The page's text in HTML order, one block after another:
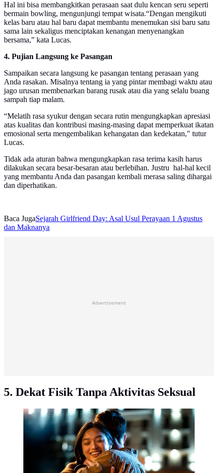
Hal ini bisa membangkitkan perasaan saat dulu kencan seru seperti
bermain bowling, mengunjungi tempat wisata.“Dengan mengikuti
kelas baru atau hal baru dapat membantu menemukan sisi baru satu
sama lain sekaligus menciptakan kenangan menyenangkan
bersama,” kata Lucas.
4. Pujian Langsung ke Pasangan
Sampaikan secara langsung ke pasangan tentang perasaan yang
Anda rasakan. Misalnya tentang ia yang pintar membagi waktu atau
jago urusan membenarkan barang rusak atau dia yang selalu buang
sampah tiap malam.
“Melatih rasa syukur dengan secara rutin mengungkapkan apresiasi
atas kualitas dan kontribusi masing-masing dapat memperkuat ikatan
emosional serta mengembalikan kehangatan dan kedekatan," tutur
Lucas.
Tidak ada aturan bahwa mengungkapkan rasa terima kasih harus
dilakukan secara besar-besaran atau berlebihan. Justru hal-hal kecil
yang membantu Anda dan pasangan kembali merasa saling dihargai
dan diperhatikan.
Baca JugaSejarah Girlfriend Day: Asal Usul Perayaan 1 Agustus
dan Maknanya
Advertisement
5. Dekat Fisik Tanpa Aktivitas Seksual